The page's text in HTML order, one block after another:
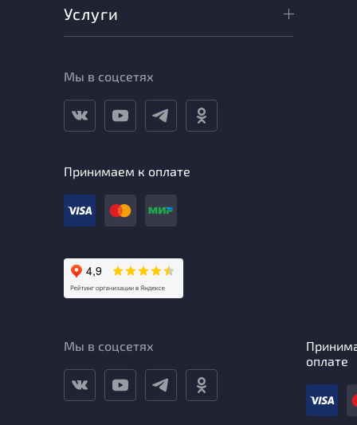
Услуги
Мы в соцсетях
Принимаем к оплате
Мы в соцсетях
оплате